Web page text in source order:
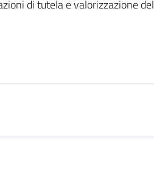
di tutela e valorizzazione del